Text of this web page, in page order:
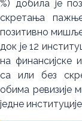
%) добила је
скретања
позитивно
док је 12
на финансијске
са или без
обима ревизије
једне